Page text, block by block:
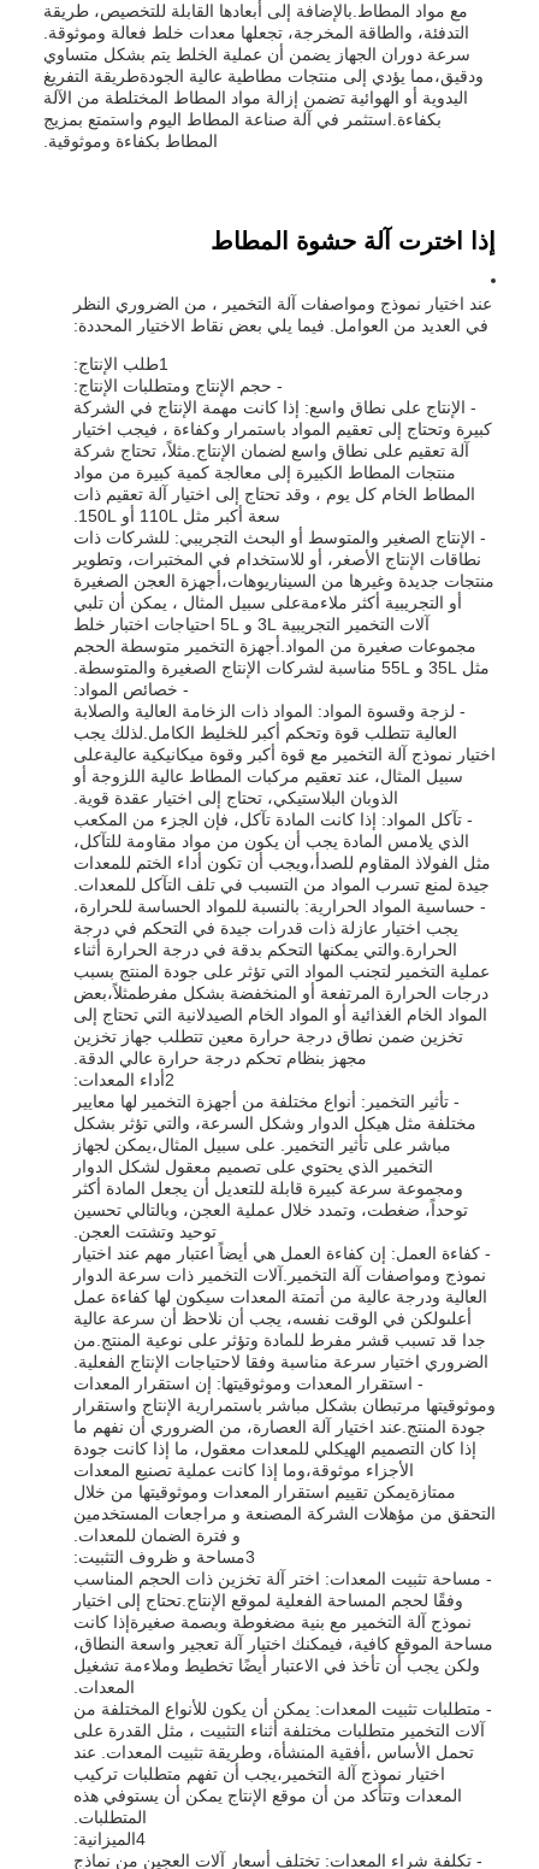
مع مواد المطاط.بالإضافة إلى أبعادها القابلة للتخصيص، طريقة
التدفئة، والطاقة المخرجة، تجعلها معدات خلط فعالة وموثوقة.
سرعة دوران الجهاز يضمن أن عملية الخلط يتم بشكل متساوي
ودقيق،مما يؤدي إلى منتجات مطاطية عالية الجودةطريقة التفريغ
اليدوية أو الهوائية تضمن إزالة مواد المطاط المختلطة من الآلة
بكفاءة.استثمر في آلة صناعة المطاط اليوم واستمتع بمزيج
المطاط بكفاءة وموثوقية.
إذا اخترت آلة حشوة المطاط
عند اختيار نموذج ومواصفات آلة التخمير ، من الضروري النظر
في العديد من العوامل. فيما يلي بعض نقاط الاختيار المحددة:
1طلب الإنتاج:
- حجم الإنتاج ومتطلبات الإنتاج:
- الإنتاج على نطاق واسع: إذا كانت مهمة الإنتاج في الشركة
كبيرة وتحتاج إلى تعقيم المواد باستمرار وكفاءة ، فيجب اختيار
آلة تعقيم على نطاق واسع لضمان الإنتاج.مثلاً، تحتاج شركة
منتجات المطاط الكبيرة إلى معالجة كمية كبيرة من مواد
المطاط الخام كل يوم ، وقد تحتاج إلى اختيار آلة تعقيم ذات
سعة أكبر مثل 110L أو 150L.
- الإنتاج الصغير والمتوسط أو البحث التجريبي: للشركات ذات
نطاقات الإنتاج الأصغر، أو للاستخدام في المختبرات، وتطوير
منتجات جديدة وغيرها من السيناريوهات،أجهزة العجن الصغيرة
أو التجريبية أكثر ملاءمةعلى سبيل المثال ، يمكن أن تلبي
آلات التخمير التجريبية 3L و 5L احتياجات اختبار خلط
مجموعات صغيرة من المواد.أجهزة التخمير متوسطة الحجم
مثل 35L و 55L مناسبة لشركات الإنتاج الصغيرة والمتوسطة.
- خصائص المواد:
- لزجة وقسوة المواد: المواد ذات الزخامة العالية والصلابة
العالية تتطلب قوة وتحكم أكبر للخليط الكامل.لذلك يجب
اختيار نموذج آلة التخمير مع قوة أكبر وقوة ميكانيكية عاليةعلى
سبيل المثال، عند تعقيم مركبات المطاط عالية اللزوجة أو
الذوبان البلاستيكي، تحتاج إلى اختيار عقدة قوية.
- تآكل المواد: إذا كانت المادة تآكل، فإن الجزء من المكعب
الذي يلامس المادة يجب أن يكون من مواد مقاومة للتآكل،
مثل الفولاذ المقاوم للصدأ،ويجب أن تكون أداء الختم للمعدات
جيدة لمنع تسرب المواد من التسبب في تلف التآكل للمعدات.
- حساسية المواد الحرارية: بالنسبة للمواد الحساسة للحرارة،
يجب اختيار عازلة ذات قدرات جيدة في التحكم في درجة
الحرارة.والتي يمكنها التحكم بدقة في درجة الحرارة أثناء
عملية التخمير لتجنب المواد التي تؤثر على جودة المنتج بسبب
درجات الحرارة المرتفعة أو المنخفضة بشكل مفرطمثلاً،بعض
المواد الخام الغذائية أو المواد الخام الصيدلانية التي تحتاج إلى
تخزين ضمن نطاق درجة حرارة معين تتطلب جهاز تخزين
مجهز بنظام تحكم درجة حرارة عالي الدقة.
2أداء المعدات:
- تأثير التخمير: أنواع مختلفة من أجهزة التخمير لها معايير
مختلفة مثل هيكل الدوار وشكل السرعة، والتي تؤثر بشكل
مباشر على تأثير التخمير. على سبيل المثال،يمكن لجهاز
التخمير الذي يحتوي على تصميم معقول لشكل الدوار
ومجموعة سرعة كبيرة قابلة للتعديل أن يجعل المادة أكثر
توحداً، ضغطت، وتمدد خلال عملية العجن، وبالتالي تحسين
توحيد وتشتت العجن.
- كفاءة العمل: إن كفاءة العمل هي أيضاً اعتبار مهم عند اختيار
نموذج ومواصفات آلة التخمير.آلات التخمير ذات سرعة الدوار
العالية ودرجة عالية من أتمتة المعدات سيكون لها كفاءة عمل
أعلىولكن في الوقت نفسه، يجب أن نلاحظ أن سرعة عالية
جدا قد تسبب قشر مفرط للمادة وتؤثر على نوعية المنتج.من
الضروري اختيار سرعة مناسبة وفقا لاحتياجات الإنتاج الفعلية.
- استقرار المعدات وموثوقيتها: إن استقرار المعدات
وموثوقيتها مرتبطان بشكل مباشر باستمرارية الإنتاج واستقرار
جودة المنتج.عند اختيار آلة العصارة، من الضروري أن نفهم ما
إذا كان التصميم الهيكلي للمعدات معقول، ما إذا كانت جودة
الأجزاء موثوقة،وما إذا كانت عملية تصنيع المعدات
ممتازةيمكن تقييم استقرار المعدات وموثوقيتها من خلال
التحقق من مؤهلات الشركة المصنعة و مراجعات المستخدمين
و فترة الضمان للمعدات.
3مساحة و ظروف التثبيت:
- مساحة تثبيت المعدات: اختر آلة تخزين ذات الحجم المناسب
وفقًا لحجم المساحة الفعلية لموقع الإنتاج.تحتاج إلى اختيار
نموذج آلة التخمير مع بنية مضغوطة وبصمة صغيرةإذا كانت
مساحة الموقع كافية، فيمكنك اختيار آلة تعجير واسعة النطاق،
ولكن يجب أن تأخذ في الاعتبار أيضًا تخطيط وملاءمة تشغيل
المعدات.
- متطلبات تثبيت المعدات: يمكن أن يكون للأنواع المختلفة من
آلات التخمير متطلبات مختلفة أثناء التثبيت ، مثل القدرة على
تحمل الأساس ،أفقية المنشأة، وطريقة تثبيت المعدات. عند
اختيار نموذج آلة التخمير،يجب أن تفهم متطلبات تركيب
المعدات وتتأكد من أن موقع الإنتاج يمكن أن يستوفي هذه
المتطلبات.
4الميزانية:
- تكلفة شراء المعدات: تختلف أسعار آلات العجين من نماذج